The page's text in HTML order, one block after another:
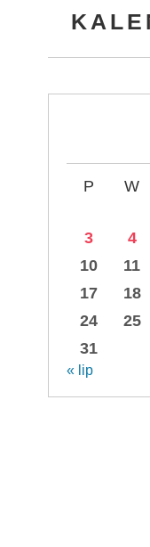
P W
3
4
10
11
17
18
24
25
31
« lip